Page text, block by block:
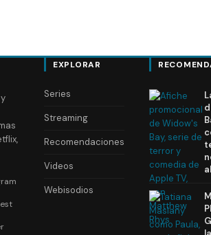
EXPLORAR
Series
Streaming
Recomendaciones
Videos
Webisodios